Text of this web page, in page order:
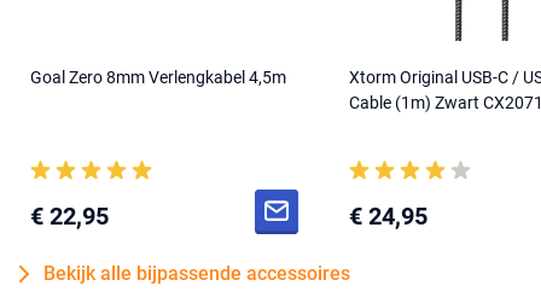
In de doos
Goal Zero 60W netstroom
Handleiding
Goal Zero 8mm Verlengkabel 4,5m
€ 22,95
Xtorm Original USB-C /
Cable (1m) Zwart
€ 24,95
Bekijk alle bijpassende accessoires